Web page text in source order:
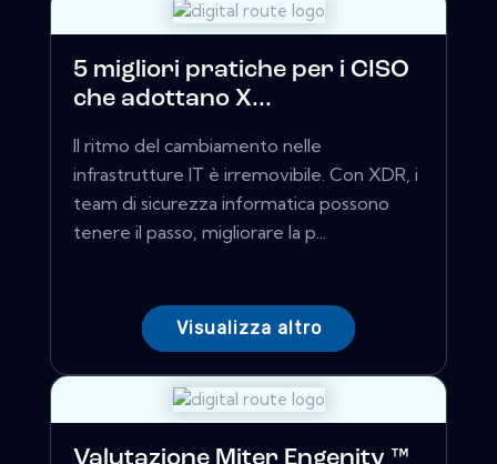
5 migliori pratiche per i CISO
che adottano X...
Il ritmo del cambiamento nelle
infrastrutture IT è irremovibile. Con XDR, i
team di sicurezza informatica possono
tenere il passo, migliorare la p...
Visualizza altro